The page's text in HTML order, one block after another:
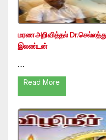
மரண அறிவித்தல்
இலண்டன்
…
Read More